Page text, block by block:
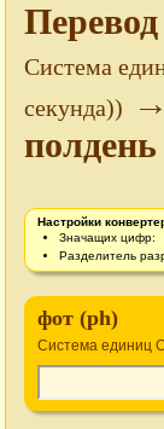
Система
секунда))
полдень
Настройки
Значащих цифр:
Разделитель
фот (ph)
Система единиц